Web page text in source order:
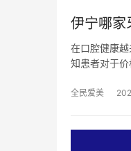
伊宁哪家
在口腔健康
知患者对于
全民爱美